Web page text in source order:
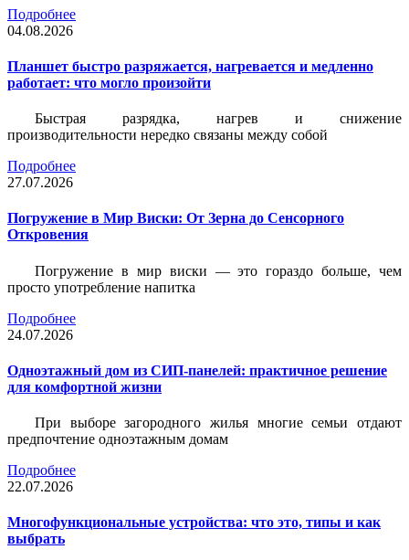
Подробнее
04.08.2026
Планшет быстро разряжается, нагревается и медленно
работает: что могло произойти
Быстрая разрядка, нагрев и снижение
производительности нередко связаны между собой
Подробнее
27.07.2026
Погружение в Мир Виски: От Зерна до Сенсорного
Откровения
Погружение в мир виски — это гораздо больше, чем
просто употребление напитка
Подробнее
24.07.2026
Одноэтажный дом из СИП-панелей: практичное решение
для комфортной жизни
При выборе загородного жилья многие семьи отдают
предпочтение одноэтажным домам
Подробнее
22.07.2026
Многофункциональные устройства: что это, типы и как
выбрать